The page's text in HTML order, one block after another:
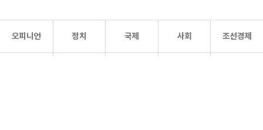
오피니언 정치 국제 사회 조선경제